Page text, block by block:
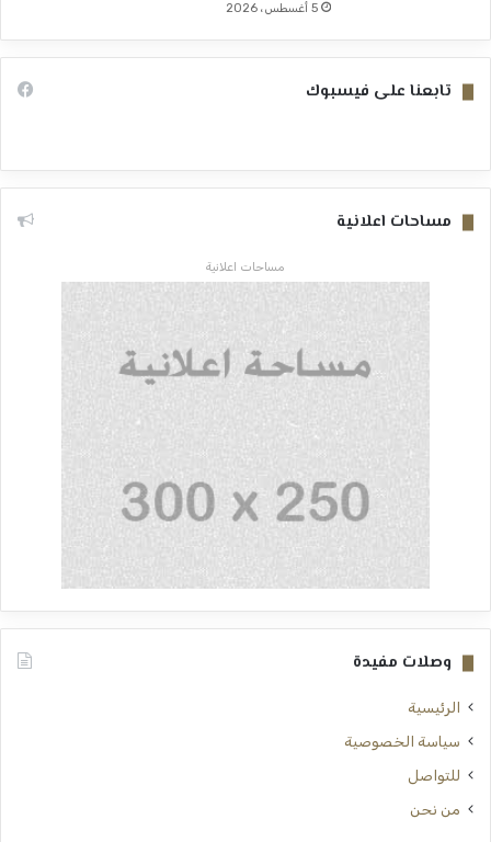
5 أغسطس، 2026
تابعنا على فيسبوك
مساحات اعلانية
مساحات اعلانية
وصلات مفيدة
الرئيسية
سياسة الخصوصية
للتواصل
من نحن